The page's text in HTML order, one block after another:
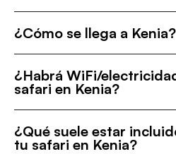
¿Cómo se llega a Kenia?
¿Habrá WiFi/
safari en Kenia?
¿Qué suele estar
tu safari en Kenia?